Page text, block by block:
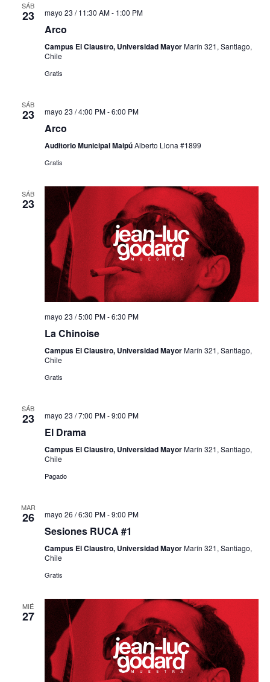
SÁB
23 mayo 23 / 11:30 AM- 1:00 PM
Arco
Campus El Claustro, Universidad MayorMarín 321, Santiago,
Chile
Gratis
SÁB
23 mayo 23 / 4:00 PM-6:00 PM
Arco
Auditorio Municipal MaipúAlberto Llona #1899
Gratis
SÁB
23
mayo 23 / 5:00 PM-6:30 PM
La Chinoise
Campus El Claustro, Universidad MayorMarín 321, Santiago,
Chile
Gratis
SÁB
23 mayo 23 / 7:00 PM-9:00 PM
El Drama
Campus El Claustro, Universidad MayorMarín 321, Santiago,
Chile
Pagado
MAR
26 mayo 26 / 6:30 PM-9:00 PM
Sesiones RUCA #1
Campus El Claustro, Universidad MayorMarín 321, Santiago,
Chile
Gratis
MIÉ
27